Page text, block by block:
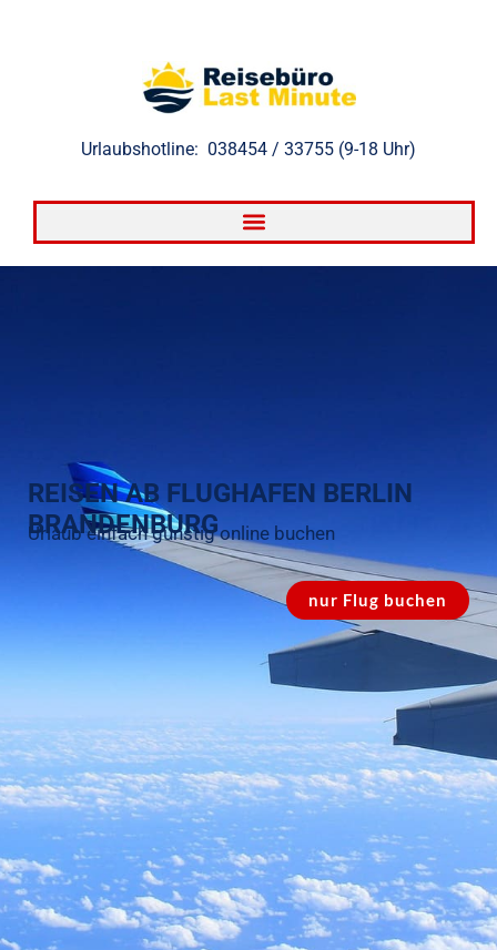
Urlaubshotline: 038454 / 33755 (9-18 Uhr)
REISEN AB FLUGHAFEN BERLIN
BRANDENBURG
Urlaub einfach günstig online buchen
nur Flug buchen